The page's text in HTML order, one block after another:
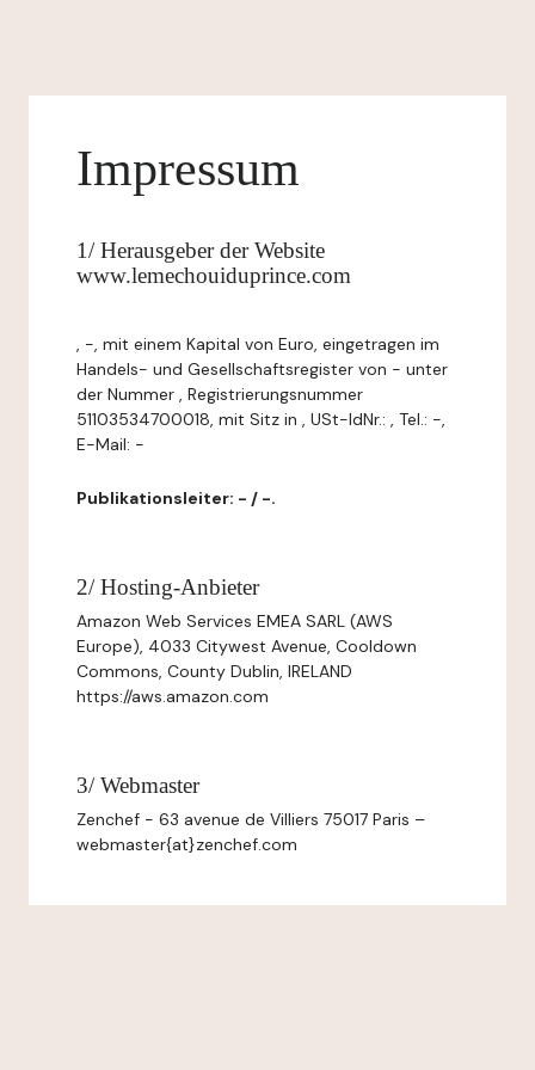
Impressum
1/ Herausgeber der Website
www.lemechouiduprince.com
, -, mit einem Kapital von Euro, eingetragen im
Handels- und Gesellschaftsregister von - unter
der Nummer , Registrierungsnummer
51103534700018, mit Sitz in , USt-IdNr.: , Tel.: -,
E-Mail: -
Publikationsleiter: - / -.
2/ Hosting-Anbieter
Amazon Web Services EMEA SARL (AWS
Europe), 4033 Citywest Avenue, Cooldown
Commons, County Dublin, IRELAND
https://aws.amazon.com
3/ Webmaster
Zenchef - 63 avenue de Villiers 75017 Paris –
webmaster{at}zenchef.com